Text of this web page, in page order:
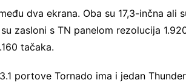
dva ekrana. Oba su 17,3-inčna ali
zasloni s TN panelom rezolucija
tačaka.
portove Tornado ima i jedan